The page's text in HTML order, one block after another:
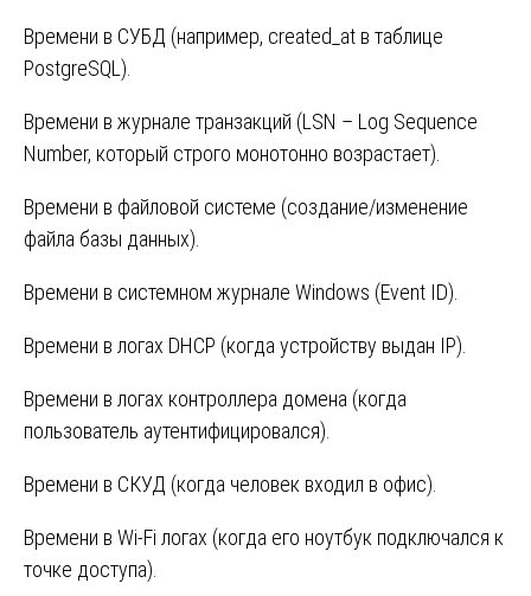
Времени в СУБД (например, created_at в таблице
PostgreSQL).
Времени в журнале транзакций (LSN – Log Sequence
Number, который строго монотонно возрастает).
Времени в файловой системе (создание/изменение
файла базы данных).
Времени в системном журнале Windows (Event ID).
Времени в логах DHCP (когда устройству выдан IP).
Времени в логах контроллера домена (когда
пользователь аутентифицировался).
Времени в СКУД (когда человек входил в офис).
Времени в Wi-Fi логах (когда его ноутбук подключался к
точке доступа).